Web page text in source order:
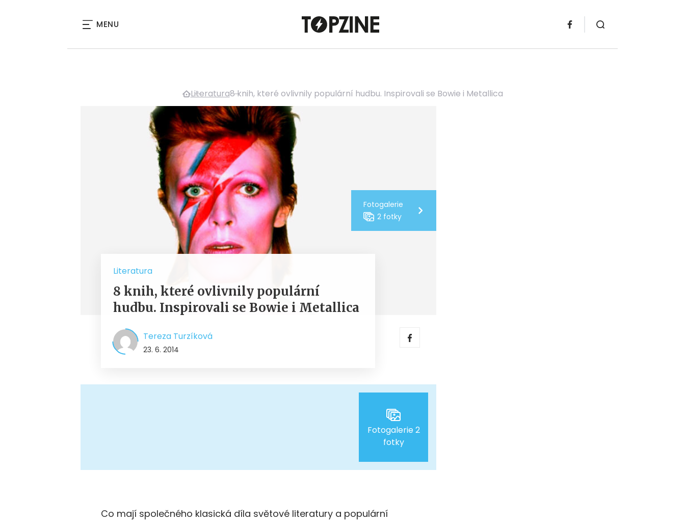
MENU
Literatura8 knih, které ovlivnily populární hudbu. Inspirovali se Bowie i Metallica
Fotogalerie
2 fotky
Literatura
8 knih, které ovlivnily populární
hudbu. Inspirovali se Bowie i Metallica
Tereza Turzíková
23. 6. 2014
Fotogalerie 2
fotky
Co mají společného klasická díla světové literatury a populární